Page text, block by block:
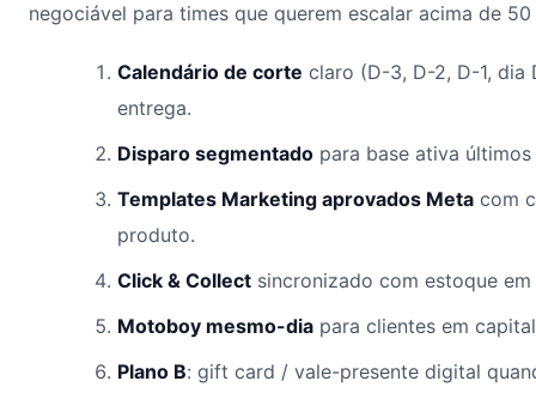
negociável para times que querem escalar acima de
Calendário de corte claro (D-3, D-2, D-1, dia
entrega.
Disparo segmentado para base ativa
Templates Marketing aprovados Meta com
produto.
Click & Collect sincronizado com estoque
Motoboy mesmo-dia para clientes em
Plano B: gift card / vale-presente digital